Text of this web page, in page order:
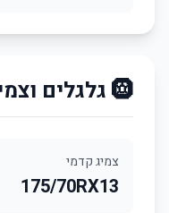
🛞 גלגלים וצמיגים
צמיג קדמי
175/70RX13